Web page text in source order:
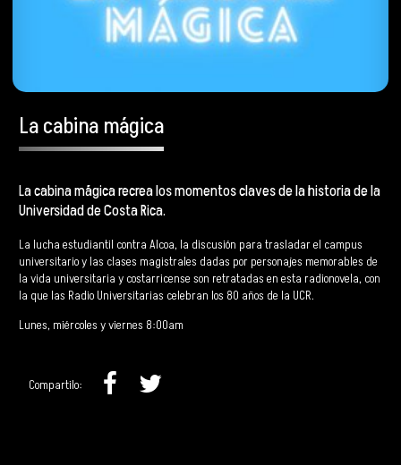
La cabina mágica
La cabina mágica recrea los momentos claves de la historia de la
Universidad de Costa Rica.
La lucha estudiantil contra Alcoa, la discusión para trasladar el campus
universitario y las clases magistrales dadas por personajes memorables de
la vida universitaria y costarricense son retratadas en esta radionovela, con
la que las Radio Universitarias celebran los 80 años de la UCR.
Lunes, miércoles y viernes 8:00am
Compartilo: